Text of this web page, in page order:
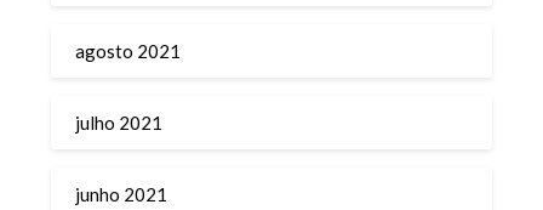
agosto 2021
julho 2021
junho 2021